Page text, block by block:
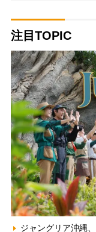
注目TOPIC
ジャングリア沖縄